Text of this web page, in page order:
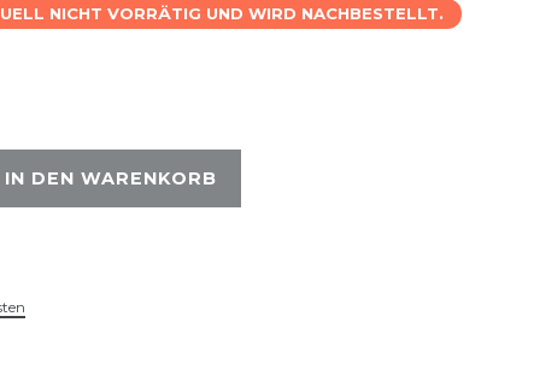
NICHT VORRÄTIG UND WIRD NACHBESTELLT.
IN DEN WARENKORB